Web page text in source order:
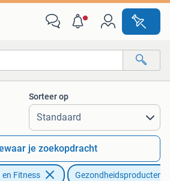
Alle afstanden…
Sorteer op
je zoekopdracht
en Fitness Gezondheidsproducten